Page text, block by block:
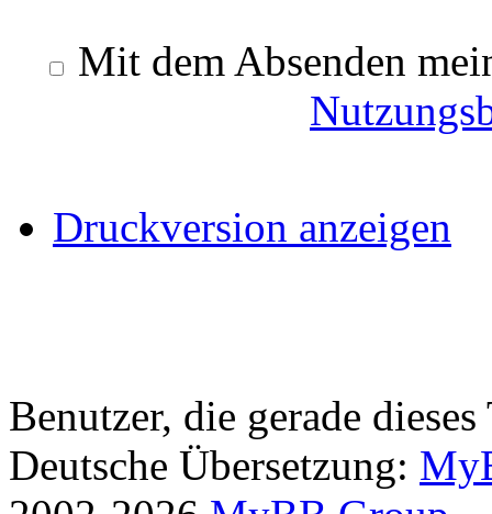
Mit dem Absenden
Druckversion anzeigen
Benutzer, die gerade
Deutsche Übersetzung: